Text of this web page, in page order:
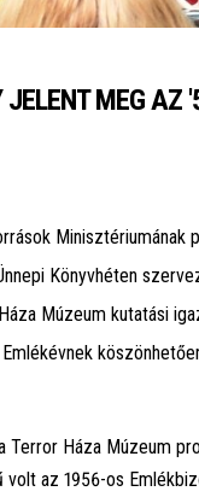
MEG AZ
Minisztériumának
Könyvhéten
Múzeum kutatási
Terror Háza Múzeum
volt az 1956-os